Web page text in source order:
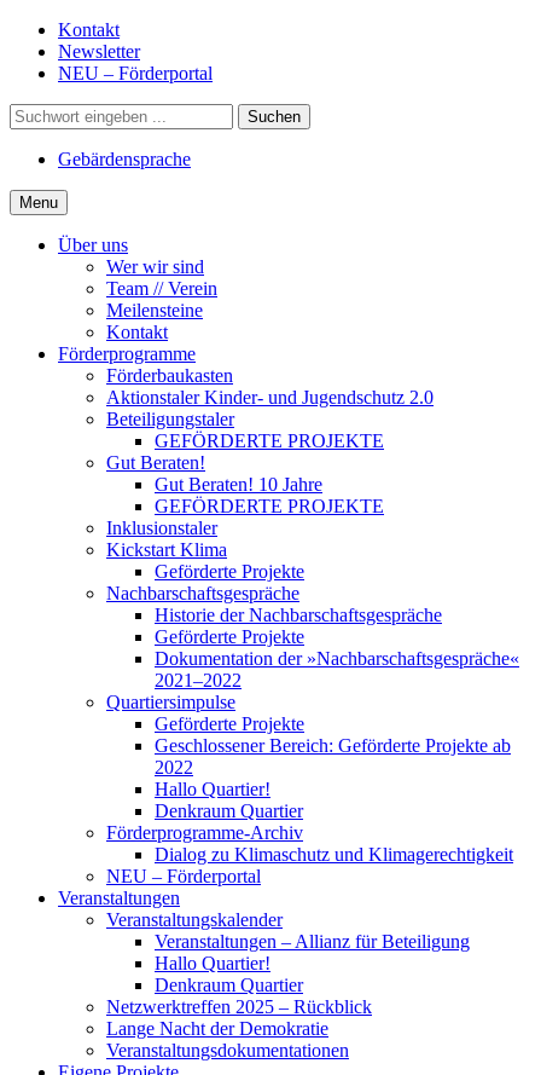
Gehe
zum
Inhalt
Kontakt
Newsletter
NEU – Förderportal
Suche
Gebärdensprache
Menu
Über uns
Wer wir sind
Team // Verein
Meilensteine
Kontakt
Förderprogramme
Förderbaukasten
Aktionstaler Kinder- und Jugendschutz 2.0
Beteiligungstaler
GEFÖRDERTE PROJEKTE
Gut Beraten!
Gut Beraten! 10 Jahre
GEFÖRDERTE PROJEKTE
Inklusionstaler
Kickstart Klima
Geförderte Projekte
Nachbarschaftsgespräche
Historie der Nachbarschaftsgespräche
Geförderte Projekte
Dokumentation der »Nachbarschaftsgespräche«
2021–2022
Quartiersimpulse
Geförderte Projekte
Geschlossener Bereich: Geförderte Projekte ab
2022
Hallo Quartier!
Denkraum Quartier
Förderprogramme-Archiv
Dialog zu Klimaschutz und Klimagerechtigkeit
NEU – Förderportal
Veranstaltungen
Veranstaltungskalender
Veranstaltungen – Allianz für Beteiligung
Hallo Quartier!
Denkraum Quartier
Netzwerktreffen 2025 – Rückblick
Lange Nacht der Demokratie
Veranstaltungsdokumentationen